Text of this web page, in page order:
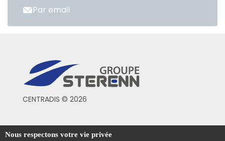
Par email
CENTRADIS © 2026
Conditions générales de vente
Nous respectons votre vie privée